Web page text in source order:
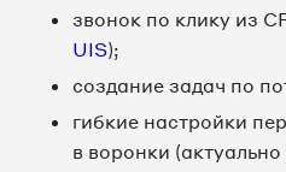
звонок по клику из
UIS);
создание задач по
гибкие настройки
в воронки (актуально